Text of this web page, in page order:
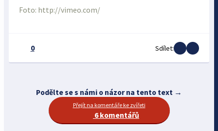
Foto: http://vimeo.com/
0 Sdílet:
Podělte se s námi o názor na tento text →
Přejít na komentáře ke zvířeti
6 komentářů